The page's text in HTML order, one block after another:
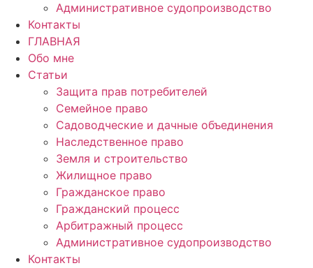
Административное судопроизводство
Контакты
ГЛАВНАЯ
Обо мне
Статьи
Защита прав потребителей
Семейное право
Садоводческие и дачные объединения
Наследственное право
Земля и строительство
Жилищное право
Гражданское право
Гражданский процесс
Арбитражный процесс
Административное судопроизводство
Контакты